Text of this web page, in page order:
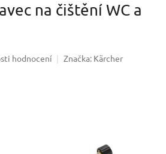
na čištění WC a
hodnocení Značka: Kärcher